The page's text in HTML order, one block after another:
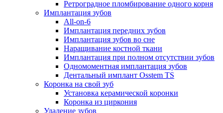
Ретроградное пломбирование одного корня
Имплантация зубов
All-on-6
Имплантация передних зубов
Имплантация зубов во сне
Наращивание костной ткани
Имплантация при полном отсутствии зубов
Одномоментная имплантация зубов
Дентальный имплант Osstem TS
Коронка на свой зуб
Установка керамической коронки
Коронка из циркония
Удаление зубов